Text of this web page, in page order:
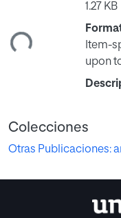
1.27 KB
Item-
upon
Colecciones
Otras Publicaciones: